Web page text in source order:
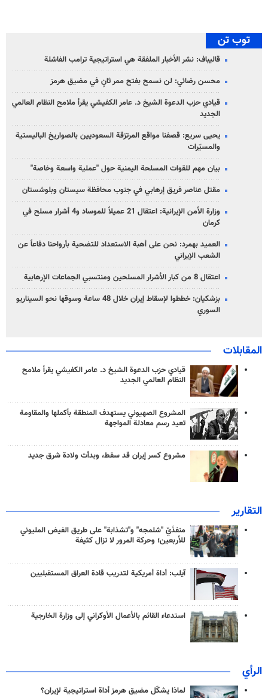
توب تن
قاليباف: نشر الأخبار الملفقة هي استراتيجية ترامب الفاشلة
محسن رضائي: لن نسمح بفتح ممر ثانٍ في مضيق هرمز
قيادي حزب الدعوة الشيخ د. عامر الكفيشي يقرأ ملامح النظام العالمي
الجديد
يحيى سريع: قصفنا مواقع المرتزقة السعوديين بالصواريخ الباليستية
والمسيّرات
بيان مهم للقوات المسلحة اليمنية حول "عملية واسعة وخاصة"
مقتل عناصر فريق إرهابي في جنوب محافظة سيستان وبلوشستان
وزارة الأمن الإيرانية: اعتقال 21 عميلاً للموساد و4 أشرار مسلح في
كرمان
العميد بهمرد: نحن على أهبة الاستعداد للتضحية بأرواحنا دفاعاً عن
الشعب الإيراني
اعتقال 8 من كبار الأشرار المسلحين ومنتسبي الجماعات الإرهابية
بزشكيان: خططوا لإسقاط إيران خلال 48 ساعة وسوقها نحو السيناريو
السوري
المقابلات
قيادي حزب الدعوة الشيخ د. عامر الكفيشي يقرأ ملامح
النظام العالمي الجديد
المشروع الصهيوني يستهدف المنطقة بأكملها والمقاومة
تعيد رسم معادلة المواجهة
مشروع كسر إيران قد سقط، وبدأت ولادة شرق جديد
التقارير
منفذَيّ "شلمجه" و"تشذابة" على طريق الفيض المليوني
للأربعين؛ وحركة المرور لا تزال كثيفة
آيلب: أداة أمريكية لتدريب قادة العراق المستقبليين
استدعاء القائم بالأعمال الأوكراني إلى وزارة الخارجية
الرأي
لماذا يشكّل مضيق هرمز أداة استراتيجية لإيران؟